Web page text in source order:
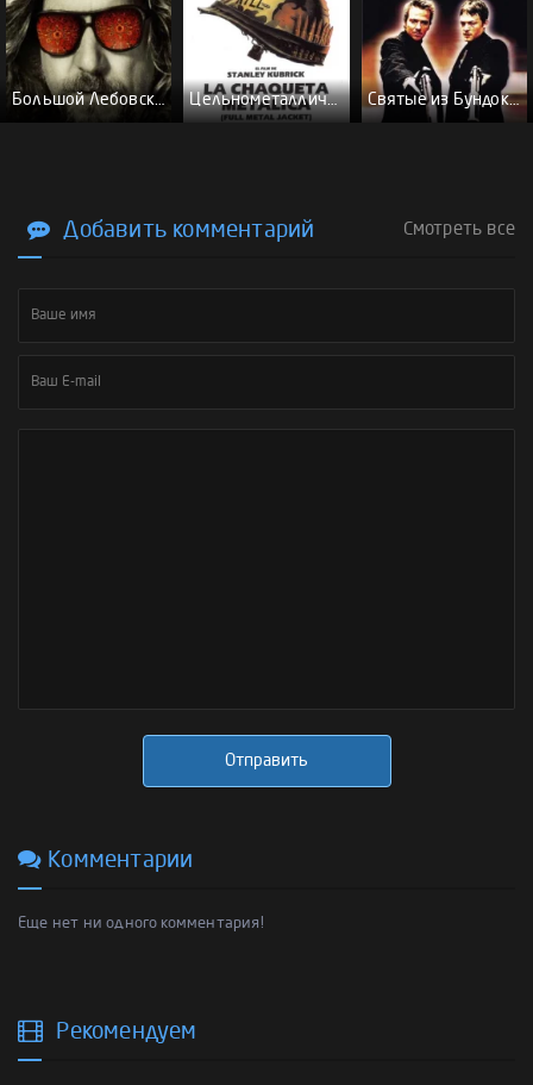
Большой Лебовски - (Перевод Гоблина) Цельнометаллическая оболочка - (Перевод Гоблина) Святые из Бундока \ Святые из трущоб - (Перевод Гоблина)
Добавить комментарий Смотреть все
Отправить
Комментарии
Еще нет ни одного комментария!
Рекомендуем